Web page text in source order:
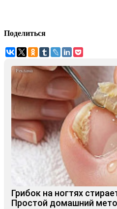
Поделиться
Грибок на ногтях
Простой домашний